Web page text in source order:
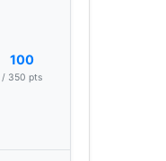
100
/ 350 pts